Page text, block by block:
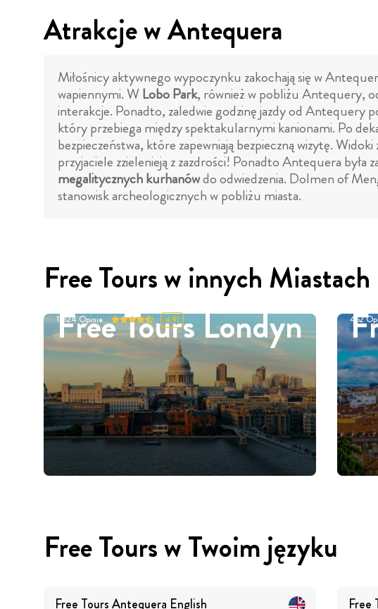
Atrakcje w Antequera
Miłośnicy aktywnego wypoczynku zakochają się w
wapiennymi. WLobo Park, również w pobliżu Antequery,
interakcje. Ponadto, zaledwie godzinę jazdy od Antequery
który przebiega między spektakularnymi kanionami. Po
bezpieczeństwa, które zapewniają bezpieczną wizytę.
przyjaciele zzielenieją z zazdrości! Ponadto Antequera
megalitycznych kurhanówdo odwiedzenia. Dolmen of
stanowisk archeologicznych w pobliżu miasta.
Free Tours w innych Miastach
Free Tours Londyn
11324Opinie 4.91 452
Free Tours w Twoim języku
Free ToursAntequera English Free